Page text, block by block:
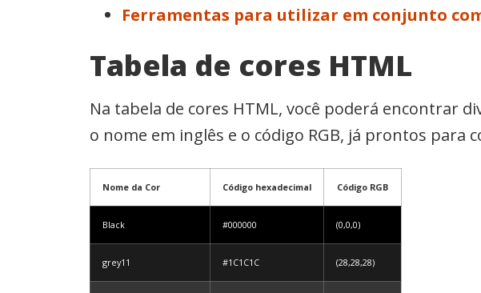
Ferramentas para utilizar em conjunto
Tabela de cores HTML
Na tabela de cores HTML, você poderá encontrar
o nome em inglês e o código RGB, já prontos para
Nome da Cor Código hexadecimal Código RGB
Black #000000 (0,0,0)
grey11 #1C1C1C (28,28,28)